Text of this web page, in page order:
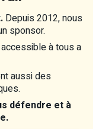
Depuis 2012, nous
sponsor.
à tous a
aussi des
défendre et à